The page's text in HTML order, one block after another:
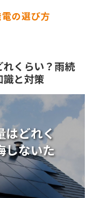
の選び方
くらい？雨続
識と対策
はどれく
しないた